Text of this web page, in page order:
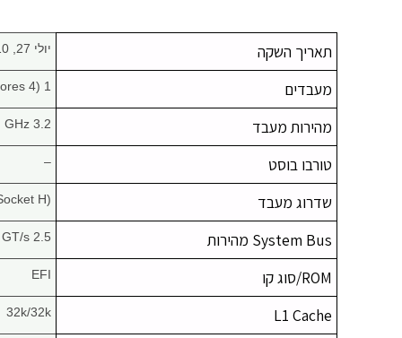
תאריך השקה יולי 27, 2010
מעבדים 1 (4 Cores)
מהירות מעבד 3.2 GHz
טורבו בוסט –
שדרוג מעבד H)
System Bus מהירות 2.5 GT/s
ROM/סוג קו EFI
L1 Cache
32k/32k